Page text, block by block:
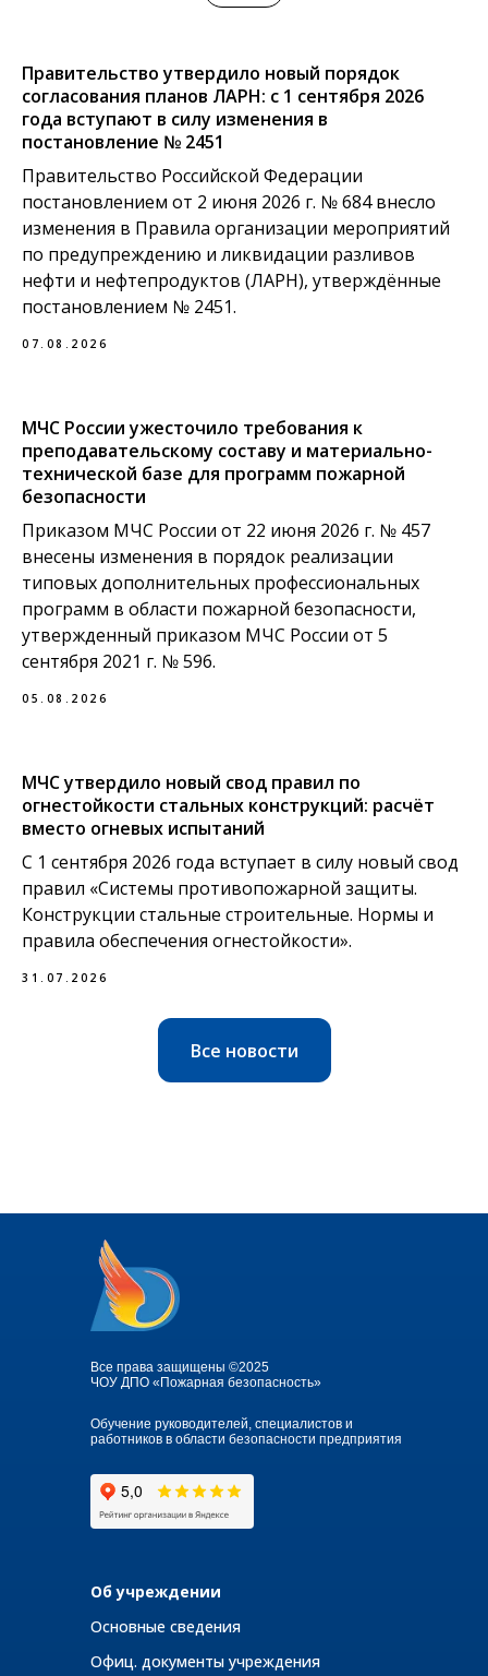
Правительство утвердило новый порядок
согласования планов ЛАРН: с 1 сентября 2026
года вступают в силу изменения в
постановление № 2451
Правительство Российской Федерации
постановлением от 2 июня 2026 г. № 684 внесло
изменения в Правила организации мероприятий
по предупреждению и ликвидации разливов
нефти и нефтепродуктов (ЛАРН), утверждённые
постановлением № 2451.
07.08.2026
МЧС России ужесточило требования к
преподавательскому составу и материально-
технической базе для программ пожарной
безопасности
Приказом МЧС России от 22 июня 2026 г. № 457
внесены изменения в порядок реализации
типовых дополнительных профессиональных
программ в области пожарной безопасности,
утвержденный приказом МЧС России от 5
сентября 2021 г. № 596.
05.08.2026
МЧС утвердило новый свод правил по
огнестойкости стальных конструкций: расчёт
вместо огневых испытаний
С 1 сентября 2026 года вступает в силу новый свод
правил «Системы противопожарной защиты.
Конструкции стальные строительные. Нормы и
правила обеспечения огнестойкости».
31.07.2026
Все новости
Об учреждении
Основные сведения
Офиц. документы учреждения
Все права защищены ©2025
ЧОУ ДПО «Пожарная безопасность»
Обучение руководителей, специалистов и
работников в области безопасности предприятия